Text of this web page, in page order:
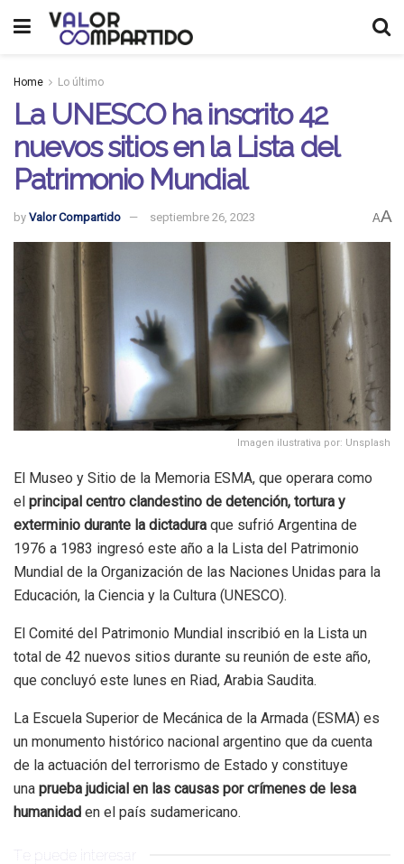
Home Lo último
La UNESCO ha inscrito 42
nuevos sitios en la Lista del
Patrimonio Mundial
by Valor Compartido septiembre 26, 2023 AA
Imagen ilustrativa por: Unsplash
El Museo y Sitio de la Memoria ESMA, que operara como
el principal centro clandestino de detención, tortura y
exterminio durante la dictadura que sufrió Argentina de
1976 a 1983 ingresó este año a la Lista del Patrimonio
Mundial de la Organización de las Naciones Unidas para la
Educación, la Ciencia y la Cultura (UNESCO).
El Comité del Patrimonio Mundial inscribió en la Lista un
total de 42 nuevos sitios durante su reunión de este año,
que concluyó este lunes en Riad, Arabia Saudita.
La Escuela Superior de Mecánica de la Armada (ESMA) es
un monumento histórico nacional argentino que da cuenta
de la actuación del terrorismo de Estado y constituye
una prueba judicial en las causas por crímenes de lesa
humanidad en el país sudamericano.
Te puede interesar